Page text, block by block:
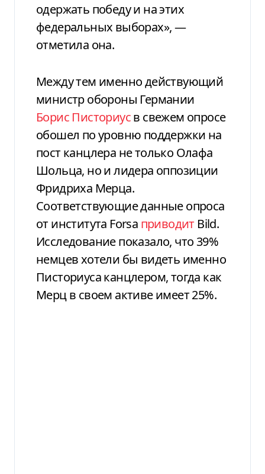
одержать победу и на этих
федеральных выборах», —
отметила она.
Между тем именно действующий
министр обороны Германии
Борис Писториусв свежем опросе
обошел по уровню поддержки на
пост канцлера не только Олафа
Шольца, но и лидера оппозиции
Фридриха Мерца.
Соответствующие данные опроса
от института Forsa приводит Bild.
Исследование показало, что 39%
немцев хотели бы видеть именно
Писториуса канцлером, тогда как
Мерц в своем активе имеет 25%.